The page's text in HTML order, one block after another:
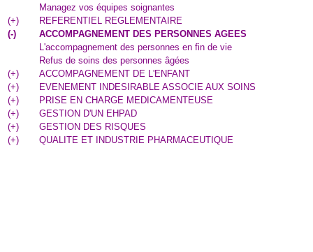
Managez vos équipes soignantes
(+)
REFERENTIEL REGLEMENTAIRE
(-)
ACCOMPAGNEMENT DES PERSONNES AGEES
L'accompagnement des personnes en fin de vie
Refus de soins des personnes âgées
(+)
ACCOMPAGNEMENT DE L'ENFANT
(+)
EVENEMENT INDESIRABLE ASSOCIE AUX SOINS
(+)
PRISE EN CHARGE MEDICAMENTEUSE
(+)
GESTION D'UN EHPAD
(+)
GESTION DES RISQUES
(+) QUALITE ET INDUSTRIE PHARMACEUTIQUE